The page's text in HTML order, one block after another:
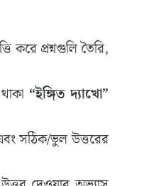
করে প্রশ্নগুলি তৈরি,
“ইঙ্গিত দ্যাখো”
সঠিক/ভুল উত্তরের